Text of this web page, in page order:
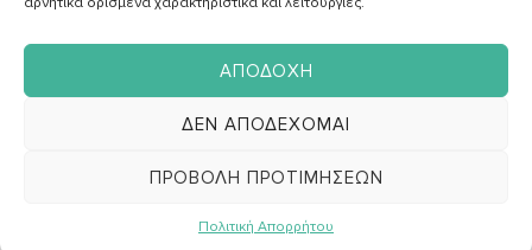
ΑΠΟΔΟΧΉ
ΔΕΝ ΑΠΟΔΈΧΟΜΑΙ
ΠΡΟΒΟΛΉ ΠΡΟΤΙΜΉΣΕΩΝ
Πολιτική Απορρήτου
εμφιαλώνεται απευθείας. Αυτό σημαίνει πως δεν
πραγματοποιείται καμία απολύμανση, γι’ αυτό και είναι
πλούσιο σε μέταλλα και ιχνοστοιχεία. Φροντίζουμε πάντα
πηγή προέλευσης.